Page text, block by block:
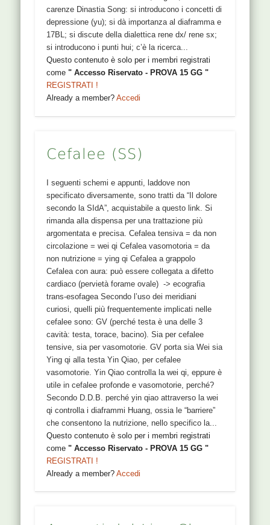
carenze Dinastia Song: si introducono i concetti di
depressione (yu); si dà importanza al diaframma e
17BL; si discute della dialettica rene dx/ rene sx;
si introducono i punti hui; c’è la ricerca...
Questo contenuto è solo per i membri registrati
come" Accesso Riservato - PROVA 15 GG "
REGISTRATI !
Already a member?Accedi
Cefalee (SS)
I seguenti schemi e appunti, laddove non
specificato diversamente, sono tratti da “Il dolore
secondo la SIdA”, acquistabile a questo link. Si
rimanda alla dispensa per una trattazione più
argomentata e precisa. Cefalea tensiva = da non
circolazione = wei qi Cefalea vasomotoria = da
non nutrizione = ying qi Cefalea a grappolo
Cefalea con aura: può essere collegata a difetto
cardiaco (pervietà forame ovale) -> ecografia
trans-esofagea Secondo l’uso dei meridiani
curiosi, quelli più frequentemente implicati nelle
cefalee sono: GV (perché testa è una delle 3
cavità: testa, torace, bacino). Sia per cefalee
tensive, sia per vasomotorie. GV porta sia Wei sia
Ying qi alla testa Yin Qiao, per cefalee
vasomotorie. Yin Qiao controlla la wei qi, eppure è
utile in cefalee profonde e vasomotorie, perché?
Secondo D.D.B. perché yin qiao attraverso la wei
qi controlla i diaframmi Huang, ossia le “barriere”
che consentono la nutrizione, nello specifico la...
Questo contenuto è solo per i membri registrati
come" Accesso Riservato - PROVA 15 GG "
REGISTRATI !
Already a member?Accedi